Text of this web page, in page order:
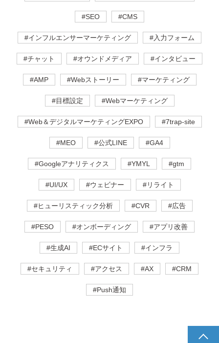
#SEO #CMS
#インフルエンサーマーケティング #入力フォーム
#チャット #オウンドメディア #インタビュー
#AMP #Webストーリー #マーケティング
#目標設定 #Webマーケティング
#Web＆デジタルマーケティングEXPO #7trap-site
#MEO #公式LINE #GA4
#Googleアナリティクス #YMYL #gtm
#UI/UX #ウェビナー #リライト
#ヒューリスティック分析 #CVR #広告
#PESO #オンボーディング #アプリ改善
#生成AI #ECサイト #インフラ
#セキュリティ #アクセス #AX #CRM
#Push通知